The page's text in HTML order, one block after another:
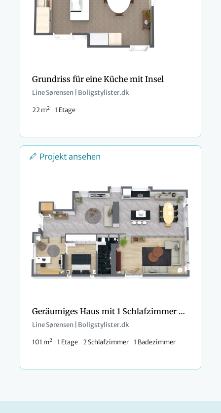
Grundriss für eine Küche mit Insel
Line Sørensen | Boligstylister.dk
22 m2 1 Etage
Projekt ansehen
Geräumiges Haus mit 1 Schlafzimmer und Büro
Line Sørensen | Boligstylister.dk
101 m2 1 Etage 2 Schlafzimmer 1 Badezimmer